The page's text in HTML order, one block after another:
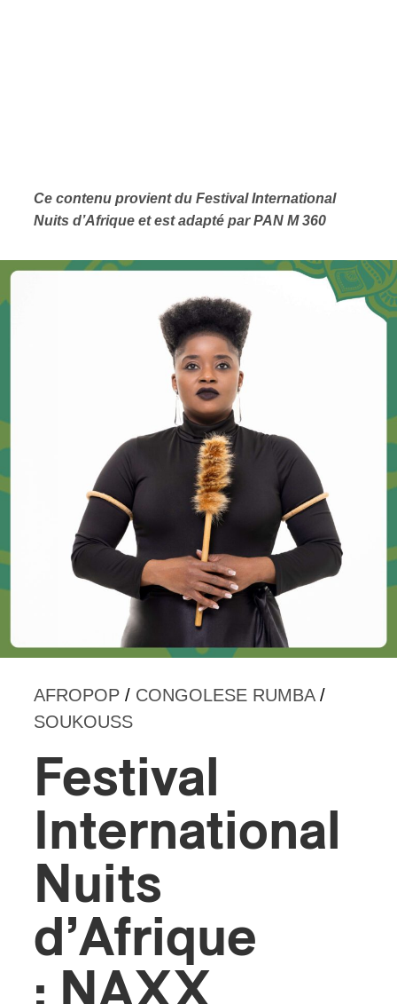
Ce contenu provient du Festival International
Nuits d’Afrique et est adapté par PAN M 360
AFROPOP / CONGOLESE RUMBA/
SOUKOUSS
Festival
International
Nuits
d’Afrique
: NAXX